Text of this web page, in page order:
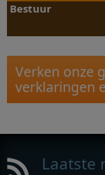
Bestuur
Ontdek meer
Verken onze
verklaringen
Laatste